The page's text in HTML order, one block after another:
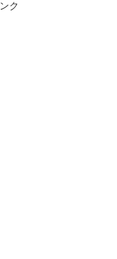
ク